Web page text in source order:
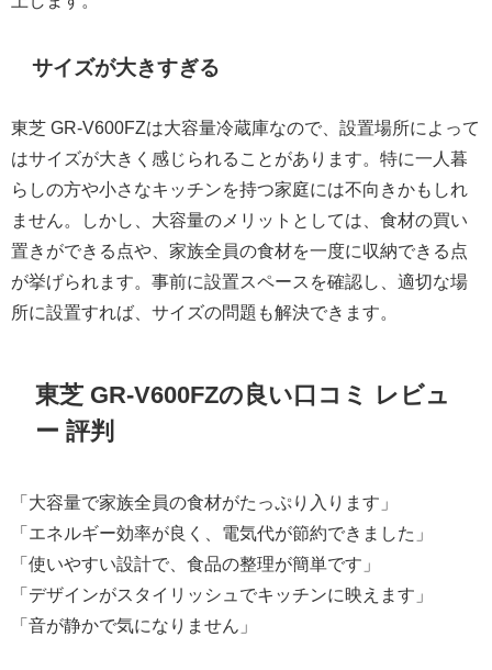
サイズが大きすぎる
東芝 GR-V600FZは大容量冷蔵庫なので、設置場所によって
はサイズが大きく感じられることがあります。特に一人暮
らしの方や小さなキッチンを持つ家庭には不向きかもしれ
ません。しかし、大容量のメリットとしては、食材の買い
置きができる点や、家族全員の食材を一度に収納できる点
が挙げられます。事前に設置スペースを確認し、適切な場
所に設置すれば、サイズの問題も解決できます。
東芝 GR-V600FZの良い口コミ レビュ
ー 評判
「大容量で家族全員の食材がたっぷり入ります」
「エネルギー効率が良く、電気代が節約できました」
「使いやすい設計で、食品の整理が簡単です」
「デザインがスタイリッシュでキッチンに映えます」
「音が静かで気になりません」